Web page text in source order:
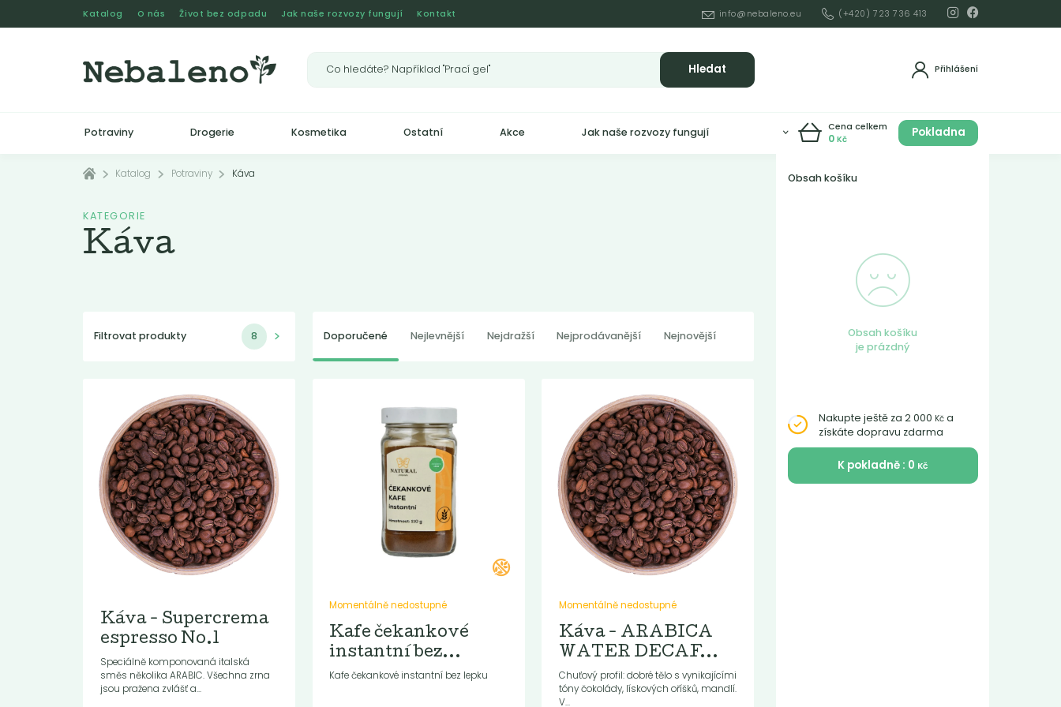
Katalog O nás Život bez odpadu Jak naše rozvozy fungují Kontakt info@nebaleno.eu (+420) 723 736 413
Hledat Přihlášení
Potraviny Drogerie Kosmetika Ostatní Akce Jak naše rozvozy fungují Cena celkem
0 Kč Pokladna
Obsah košíku
Obsah košíku
je prázdný
Nakupte ještě za 2 000 Kč a
získáte dopravu zdarma
K pokladně : 0 Kč
Katalog Potraviny Káva
KATEGORIE
Káva
Filtrovat produkty 8 Doporučené Nejlevnější Nejdražší Nejprodávanější Nejnovější
Káva - Supercrema
espresso No.1
Speciálně komponovaná italská
směs několika ARABIC. Všechna zrna
jsou pražena zvlášť a...
Momentálně nedostupné
Kafe čekankové
instantní bez...
Kafe čekankové instantní bez lepku
Momentálně nedostupné
Káva - ARABICA
WATER DECAF...
Chuťový profil: dobré tělo s vynikajícími
tóny čokolády, lískových oříšků, mandlí.
V...